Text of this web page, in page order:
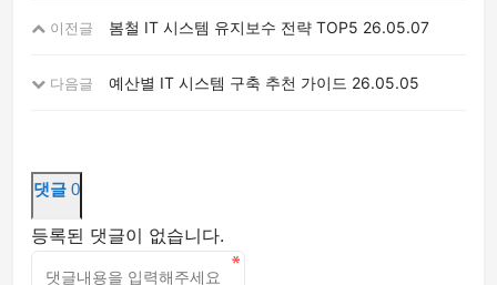
이전글 봄철 IT 시스템 유지보수 전략 TOP5 26.05.07
다음글 예산별 IT 시스템 구축 추천 가이드 26.05.05
댓글 0
등록된 댓글이 없습니다.